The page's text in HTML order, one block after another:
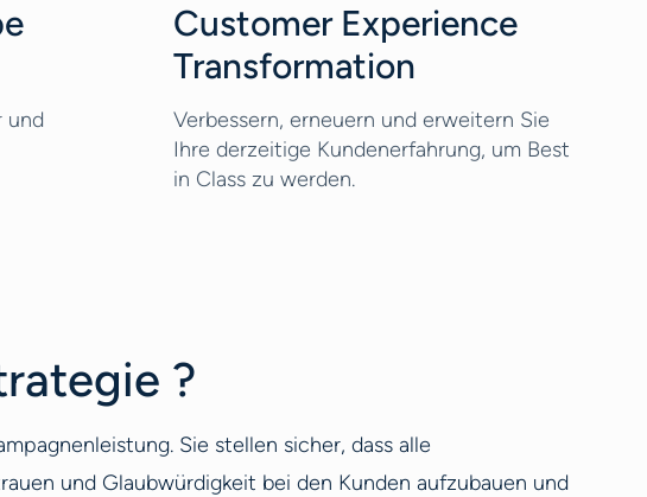
und
Customer Experience
Transformation
Verbessern, erneuern und erweitern Sie
Ihre derzeitige Kundenerfahrung, um Best
in Class zu werden.
?
Sie stellen sicher, dass alle
und Glaubwürdigkeit bei den Kunden aufzubauen und